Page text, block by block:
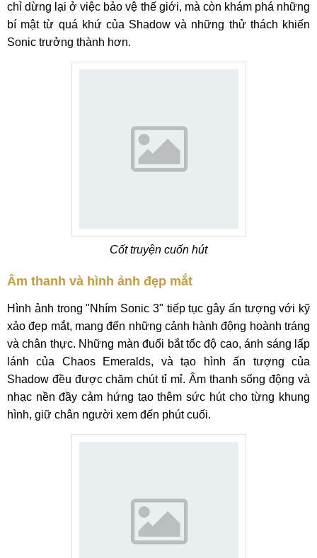
chỉ dừng lại ở việc bảo vệ thế giới, mà còn khám phá những
bí mật từ quá khứ của Shadow và những thử thách khiến
Sonic trưởng thành hơn.
Cốt truyện cuốn hút
Âm thanh và hình ảnh đẹp mắt
Hình ảnh trong "Nhím Sonic 3" tiếp tục gây ấn tượng với kỹ
xảo đẹp mắt, mang đến những cảnh hành động hoành tráng
và chân thực. Những màn đuổi bắt tốc độ cao, ánh sáng lấp
lánh của Chaos Emeralds, và tạo hình ấn tượng của
Shadow đều được chăm chút tỉ mỉ. Âm thanh sống động và
nhạc nền đầy cảm hứng tạo thêm sức hút cho từng khung
hình, giữ chân người xem đến phút cuối.